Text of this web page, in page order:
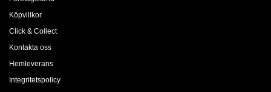
Köpvillkor
Click & Collect
Kontakta oss
Hemleverans
Integritetspolicy